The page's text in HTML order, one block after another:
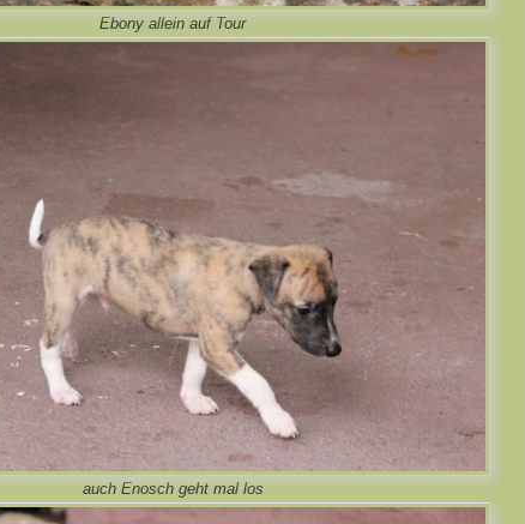
Ebony allein auf Tour
auch Enosch geht mal los